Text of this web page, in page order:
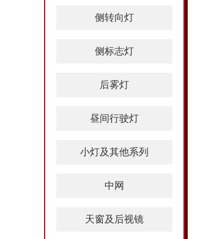
侧转向灯
侧标志灯
后雾灯
昼间行驶灯
小灯及其他系列
中网
天窗及后视镜